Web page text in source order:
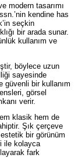
modern tasarımı
kendine has
seçkin
bir arada sunar.
kullanım ve
böylece uzun
sayesinde
güvenli bir kullanım
görsel
verir.
klasik hem de
Şık çerçeve
bir görünüm
ile kolayca
fark